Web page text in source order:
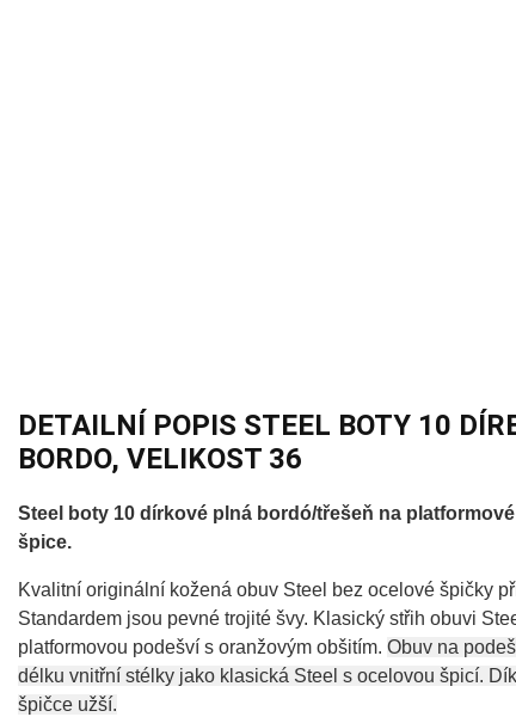
DETAILNÍ POPIS STEEL BOTY 10
BORDO, VELIKOST 36
Steel boty 10 dírkové plná bordó/třešeň na
špice.
Kvalitní originální kožená obuv Steel bez ocelové špičky
Standardem jsou pevné trojité švy. Klasický střih obuvi
platformovou podešví s oranžovým obšitím. Obuv na
délku vnitřní stélky jako klasická Steel s ocelovou špicí.
špičce užší.